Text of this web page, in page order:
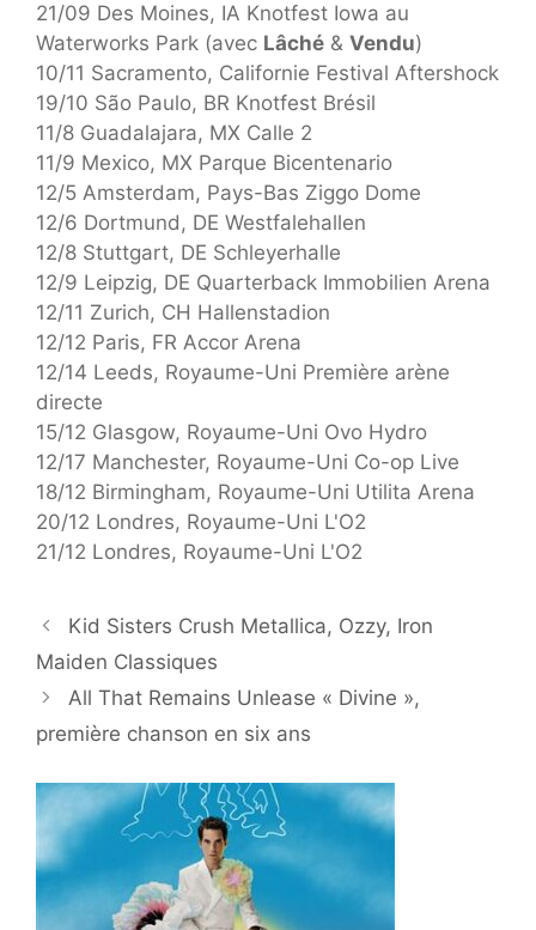
21/09 Des Moines, IA Knotfest Iowa au
Waterworks Park (avec Lâché & Vendu)
10/11 Sacramento, Californie Festival Aftershock
19/10 São Paulo, BR Knotfest Brésil
11/8 Guadalajara, MX Calle 2
11/9 Mexico, MX Parque Bicentenario
12/5 Amsterdam, Pays-Bas Ziggo Dome
12/6 Dortmund, DE Westfalehallen
12/8 Stuttgart, DE Schleyerhalle
12/9 Leipzig, DE Quarterback Immobilien Arena
12/11 Zurich, CH Hallenstadion
12/12 Paris, FR Accor Arena
12/14 Leeds, Royaume-Uni Première arène
directe
15/12 Glasgow, Royaume-Uni Ovo Hydro
12/17 Manchester, Royaume-Uni Co-op Live
18/12 Birmingham, Royaume-Uni Utilita Arena
20/12 Londres, Royaume-Uni L'O2
21/12 Londres, Royaume-Uni L'O2
Kid Sisters Crush Metallica, Ozzy, Iron
Maiden Classiques
All That Remains Unlease « Divine »,
première chanson en six ans